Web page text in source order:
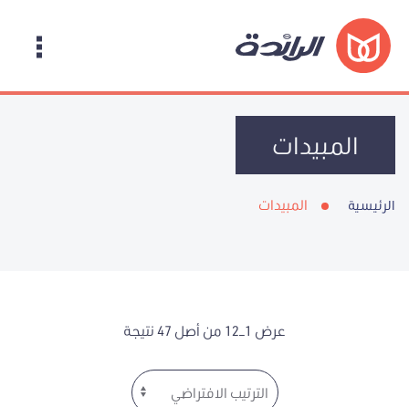
المبيدات
الرئيسية المبيدات
عرض 1–12 من أصل 47 نتيجة